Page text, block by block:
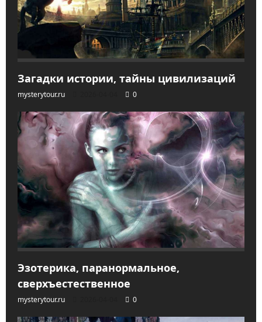
Загадки истории, тайны цивилизаций
mysterytour.ru 0
Эзотерика, паранормальное,
сверхъестественное
mysterytour.ru 0